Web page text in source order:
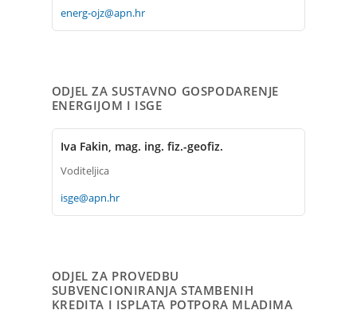
energ-ojz@apn.hr
ODJEL ZA SUSTAVNO GOSPODARENJE
ENERGIJOM I ISGE
Iva Fakin, mag. ing. fiz.-geofiz.
Voditeljica
isge@apn.hr
ODJEL ZA PROVEDBU
SUBVENCIONIRANJA STAMBENIH
KREDITA I ISPLATA POTPORA MLADIMA